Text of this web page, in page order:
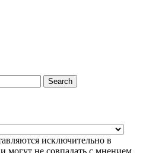
Search
исключительно в